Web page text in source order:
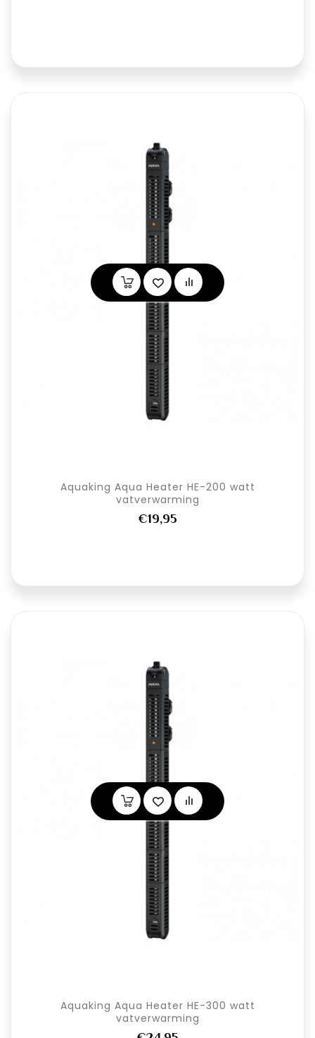
Aquaking Aqua Heater HE-200 watt
vatverwarming
€19,95
Aquaking Aqua Heater HE-300 watt
vatverwarming